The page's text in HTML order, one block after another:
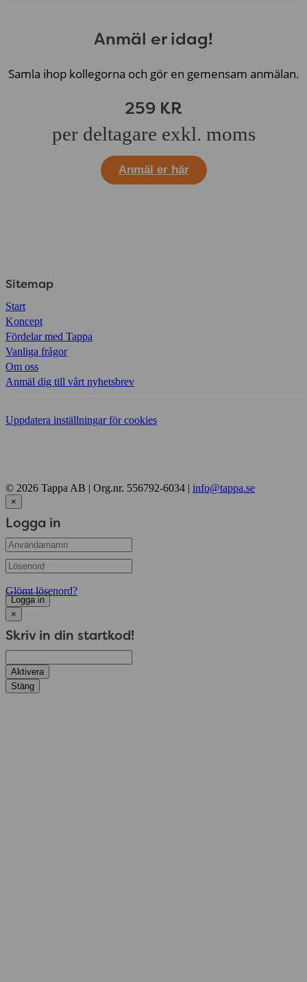
Anmäl er idag!
Samla ihop kollegorna och gör en gemensam anmälan.
259 KR
per deltagare exkl. moms
Anmäl er här
Sitemap
Start
Koncept
Fördelar med Tappa
Vanliga frågor
Om oss
Anmäl dig till vårt nyhetsbrev
Uppdatera inställningar för cookies
© 2026 Tappa AB | Org.nr. 556792-6034 | info@tappa.se
×
Logga in
Glömt lösenord?
Logga in
×
Skriv in din startkod!
Aktivera
Stäng